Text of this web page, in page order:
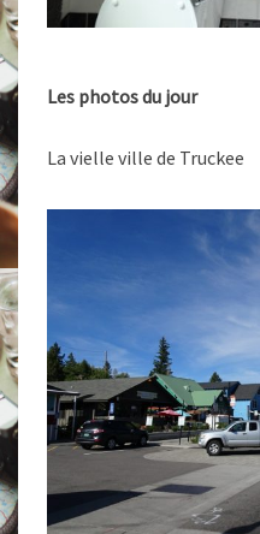
Les photos du jour
La vielle ville de Truckee